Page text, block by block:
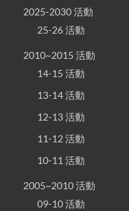
2025-2030 活動
25-26 活動
2010~2015 活動
14-15 活動
13-14 活動
12-13 活動
11-12 活動
10-11 活動
2005~2010 活動
09-10 活動